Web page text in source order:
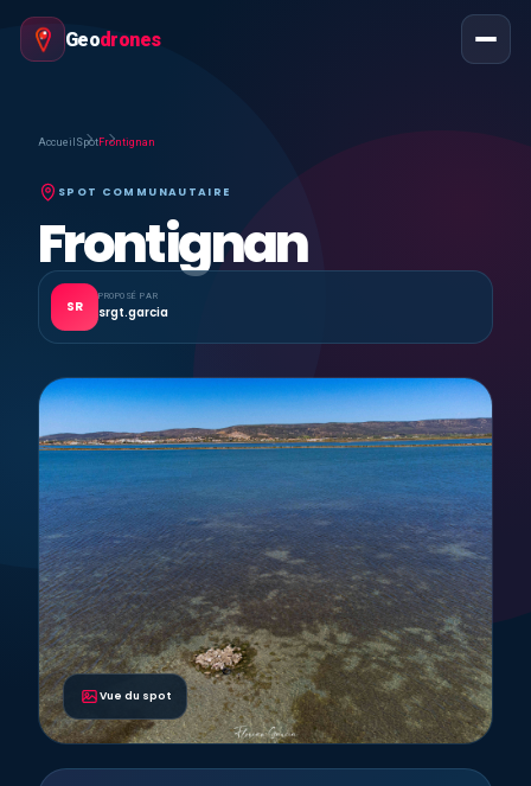
Geodrones
Accueil SpotFrontignan
SPOT COMMUNAUTAIRE
Frontignan
SR
PROPOSÉ PAR
srgt.garcia
Vue du spot